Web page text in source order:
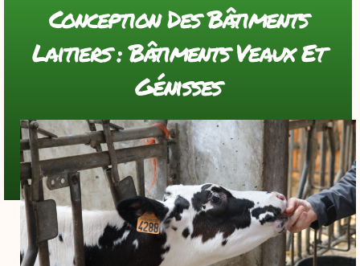
Conception Des Bâtiments
Laitiers : Bâtiments Veaux Et
Génisses